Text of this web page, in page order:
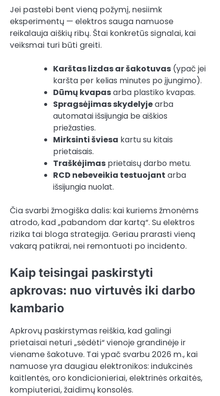
Jei pastebi bent vieną požymį, nesiimk
eksperimentų — elektros sauga namuose
reikalauja aiškių ribų. Štai konkretūs signalai, kai
veiksmai turi būti greiti.
Karštas lizdas ar šakotuvas (ypač jei
karšta per kelias minutes po įjungimo).
Dūmų kvapasarba plastiko kvapas.
Spragsėjimas skydelyjearba
automatai išsijungia be aiškios
priežasties.
Mirksinti šviesa kartu su kitais
prietaisais.
Traškėjimas prietaisų darbo metu.
RCD nebeveikia testuojant arba
išsijungia nuolat.
Čia svarbi žmogiška dalis: kai kuriems žmonėms
atrodo, kad „pabandom dar kartą“. Su elektros
rizika tai bloga strategija. Geriau prarasti vieną
vakarą patikrai, nei remontuoti po incidento.
Kaip teisingai paskirstyti
apkrovas: nuo virtuvės iki darbo
kambario
Apkrovų paskirstymas reiškia, kad galingi
prietaisai neturi „sėdėti“ vienoje grandinėje ir
viename šakotuve. Tai ypač svarbu 2026 m., kai
namuose yra daugiau elektronikos: indukcinės
kaitlentės, oro kondicionieriai, elektrinės orkaitės,
kompiuteriai, žaidimų konsolės.